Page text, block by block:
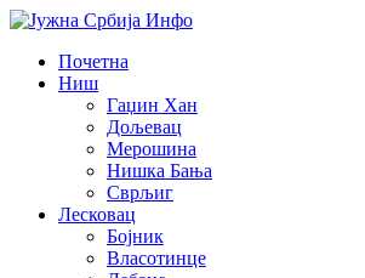
Почетна
Ниш
Гаџин Хан
Дољевац
Мерошина
Нишка Бања
Сврљиг
Лесковац
Бојник
Власотинце